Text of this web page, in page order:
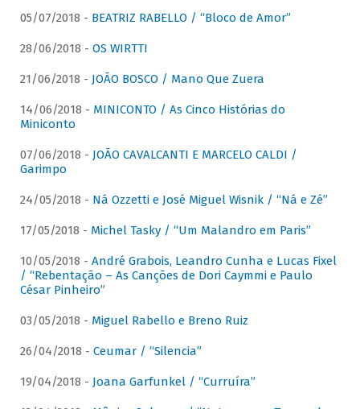
05/07/2018 - BEATRIZ RABELLO / “Bloco de Amor”
28/06/2018 - OS WIRTTI
21/06/2018 - JOÃO BOSCO / Mano Que Zuera
14/06/2018 - MINICONTO / As Cinco Histórias do
Miniconto
07/06/2018 - JOÃO CAVALCANTI E MARCELO CALDI /
Garimpo
24/05/2018 - Ná Ozzetti e José Miguel Wisnik / “Ná e Zé”
17/05/2018 - Michel Tasky / “Um Malandro em Paris”
10/05/2018 - André Grabois, Leandro Cunha e Lucas Fixel
/ “Rebentação – As Canções de Dori Caymmi e Paulo
César Pinheiro”
03/05/2018 - Miguel Rabello e Breno Ruiz
26/04/2018 - Ceumar / “Silencia”
19/04/2018 - Joana Garfunkel / “Curruíra”